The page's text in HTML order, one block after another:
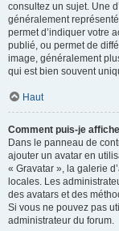
consultez un sujet. Une
généralement
permet d’indiquer votre
publié, ou permet de
image, généralement
qui est bien souvent
Haut
Comment puis-je
Dans le panneau de
ajouter un avatar en
« Gravatar », la galerie
locales. Les
des avatars et des
Si vous ne pouvez pas
administrateur du forum.